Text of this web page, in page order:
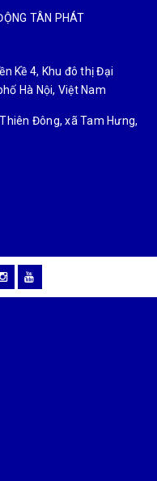
TÂN PHÁT
Kề 4, Khu đô thị Đại
Hà Nội, Việt Nam
Đông, xã Tam Hưng,